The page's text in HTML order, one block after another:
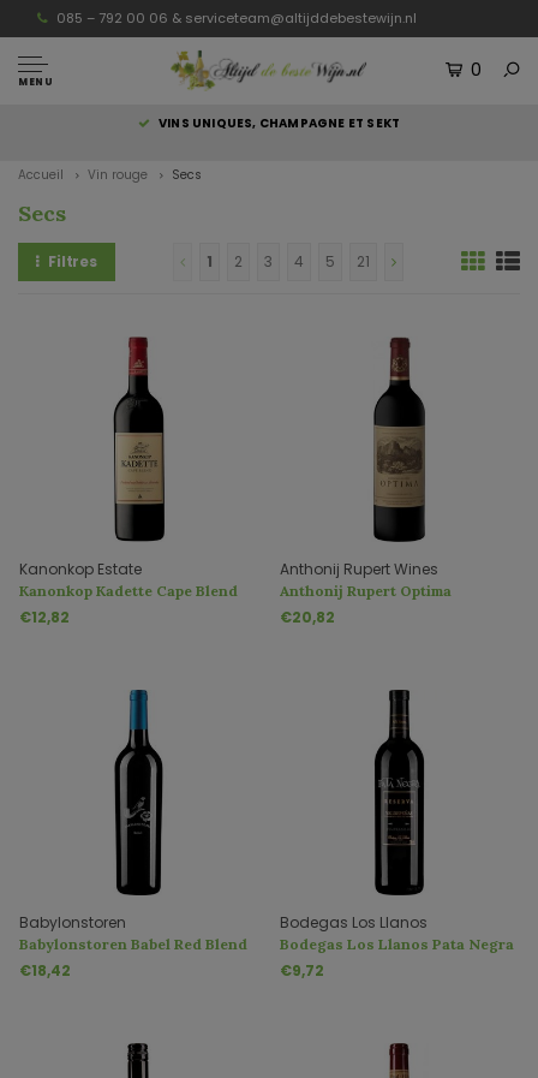
085 – 792 00 06 & serviceteam@altijddebestewijn.nl
MENU
0
VINS UNIQUES, CHAMPAGNE ET SEKT
Accueil Vin rouge Secs
Secs
Filtres 1 2 3 4 5 21
Kanonkop Estate
Kanonkop Kadette Cape Blend
€12,82
Anthonij Rupert Wines
Anthonij Rupert Optima
€20,82
Babylonstoren
Babylonstoren Babel Red Blend
€18,42
Bodegas Los Llanos
Bodegas Los Llanos Pata Negra
Reserva Valdepenas D.O.
€9,72